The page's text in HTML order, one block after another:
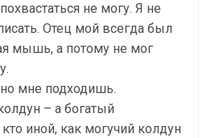
не могу. Я не
Отец мой всегда был
мышь, а потому не мог
мне подходишь.
– а богатый
иной, как могучий колдун